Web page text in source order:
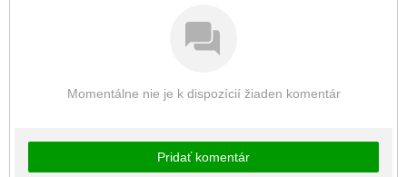
Momentálne nie je k dispozícií žiaden komentár
Pridať komentár